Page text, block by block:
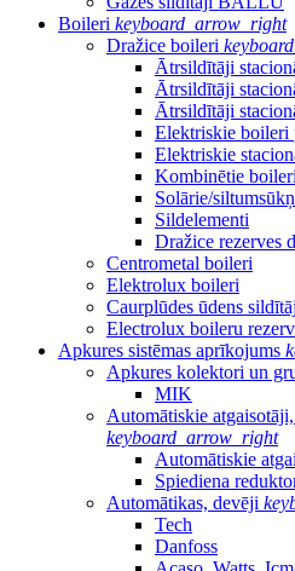
Boileri keyboard_arrow_right
Dražice boileri
Ātrsildītāji
Ātrsildītāji
Ātrsildītāji
Elektriskie boileri
Elektriskie
Kombinētie
Solārie/
Sildelementi
Dražice rezerves
Centrometal boileri
Elektrolux boileri
Caurplūdes ūdens
Electrolux boileru
Apkures sistēmas aprīkojums
Apkures kolektori un
MIK
Automātiskie
keyboard_arrow_right
Automātiskie
Spiediena
Automātikas, devēji
Tech
Danfoss